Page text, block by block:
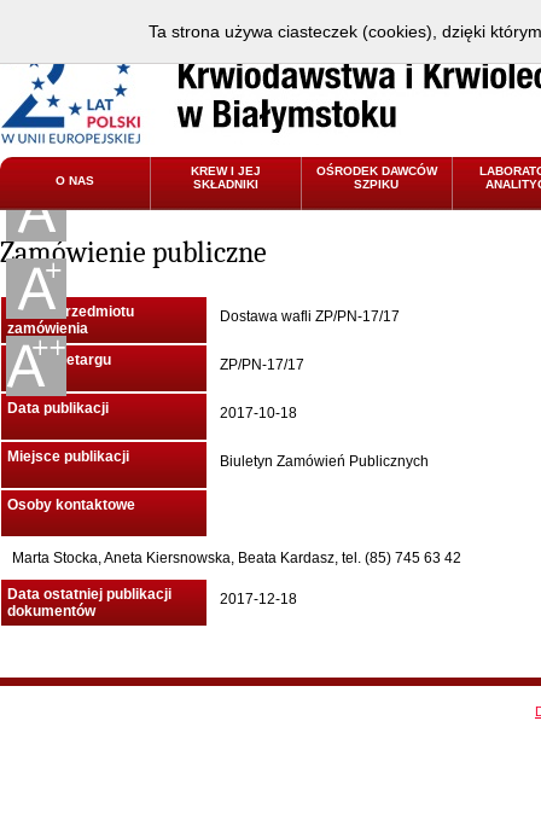
O NAS
KREW I JEJ
SKŁADNIKI
OŚRODEK DAWCÓW
SZPIKU
Zamówienie publiczne
Nazwa przedmiotu
zamówienia
Dostawa wafli ZP/PN-17/17
Znak przetargu ZP/PN-17/17
Data publikacji 2017-10-18
Miejsce publikacji Biuletyn Zamówień Publicznych
Osoby kontaktowe
Marta Stocka, Aneta Kiersnowska, Beata Kardasz, tel. (85) 745 63 42
Data ostatniej publikacji
dokumentów
2017-12-18
Ta strona używa ciasteczek (cookies), dzięki